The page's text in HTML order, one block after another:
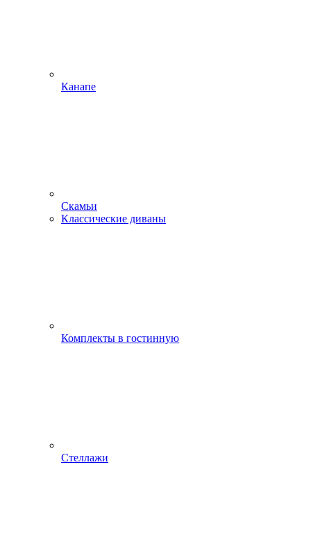
Канапе
Скамьи
Классические диваны
Комплекты в гостинную
Стеллажи